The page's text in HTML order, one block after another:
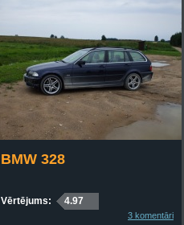
BMW 328
Vērtējums: 4.97
3 komentāri